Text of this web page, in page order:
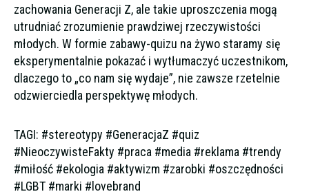
zachowania Generacji Z, ale takie uproszczenia mogą
utrudniać zrozumienie prawdziwej rzeczywistości
młodych. W formie zabawy-quizu na żywo staramy się
eksperymentalnie pokazać i wytłumaczyć uczestnikom,
dlaczego to „co nam się wydaje”, nie zawsze rzetelnie
odzwierciedla perspektywę młodych.
TAGI: #stereotypy #GeneracjaZ #quiz
#NieoczywisteFakty #praca #media #reklama #trendy
#miłość #ekologia #aktywizm #zarobki #oszczędności
#LGBT #marki #lovebrand